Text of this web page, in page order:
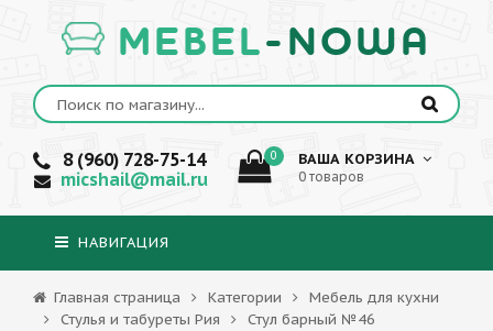
MEBEL-NOWA
8 (960) 728-75-14
micshail@mail.ru
0 ВАША КОРЗИНА
0 товаров
НАВИГАЦИЯ
Главная страница Категории
Мебель для кухни
Стулья и табуреты Рия
Стул барный №46